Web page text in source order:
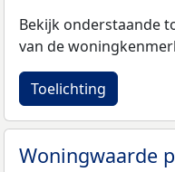
Bekijk onderstaande
van de
Toelichting
Woningwaarde